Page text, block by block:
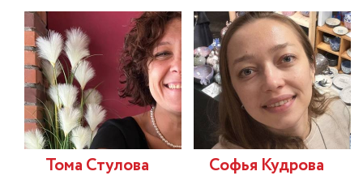
Toма Стулова Софья Кудрова